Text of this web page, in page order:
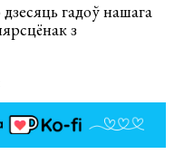
гадоў нашага
з